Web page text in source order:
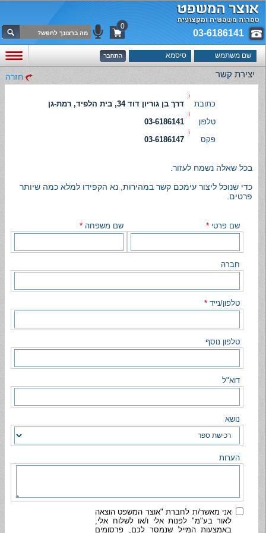
03-6186141
0
יצירת קשר חזרה
כתובת
דרך בן גוריון דוד 34, בית הלפיד, רמת-גן
טלפון
03-6186141
פקס
03-6186147
בכל שאלה נשמח לעזור.
כדי שנוכל ליצור עימכם קשר במהירות, נא הקפידו למלא כמה שיותר
פרטים.
שם פרטי * שם משפחה *
חברה
טלפון/נייד *
טלפון נוסף
דוא"ל
נושא
הערות
אני מאשר/ת לחברת "אוצר המשפט הוצאה
לאור בע"מ" לפנות אלי ו/או לשלוח אלי,
באמצעות המייל שנמסר לכם, פרסומים